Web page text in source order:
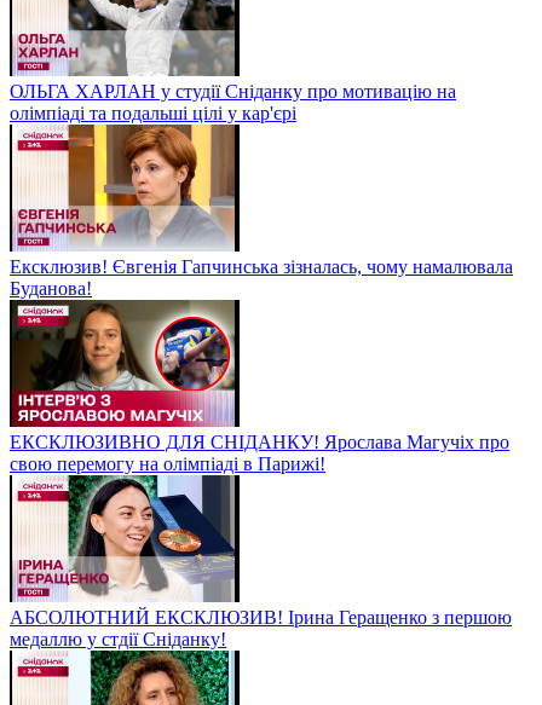
ОЛЬГА ХАРЛАН у студії Сніданку про мотивацію на
олімпіаді та подальші цілі у кар'єрі
Ексклюзив! Євгенія Гапчинська зізналась, чому намалювала
Буданова!
ЕКСКЛЮЗИВНО ДЛЯ СНІДАНКУ! Ярослава Магучіх про
свою перемогу на олімпіаді в Парижі!
АБСОЛЮТНИЙ ЕКСКЛЮЗИВ! Ірина Геращенко з першою
медаллю у стдії Сніданку!